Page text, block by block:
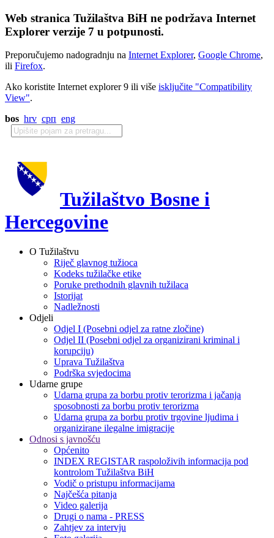
Web stranica Tužilaštva BiH ne podržava Internet
Explorer verzije 7 u potpunosti.
Preporučujemo nadogradnju na Internet Explorer, Google Chrome,
ili Firefox.
Ako koristite Internet explorer 9 ili više isključite "Compatibility
View".
bos hrv срп eng
Tužilaštvo Bosne i
Hercegovine
O Tužilaštvu
Riječ glavnog tužioca
Kodeks tužilačke etike
Poruke prethodnih glavnih tužilaca
Istorijat
Nadležnosti
Odjeli
Odjel I (Posebni odjel za ratne zločine)
Odjel II (Posebni odjel za organizirani kriminal i
korupciju)
Uprava Tužilaštva
Podrška svjedocima
Udarne grupe
Udarna grupa za borbu protiv terorizma i jačanja
sposobnosti za borbu protiv terorizma
Udarna grupa za borbu protiv trgovine ljudima i
organizirane ilegalne imigracije
Odnosi s javnošću
Općenito
INDEX REGISTAR raspoloživih informacija pod
kontrolom Tužilaštva BiH
Vodič o pristupu informacijama
Najčešća pitanja
Video galerija
Drugi o nama - PRESS
Zahtjev za intervju